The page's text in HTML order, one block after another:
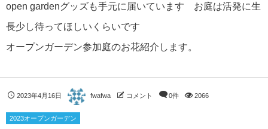
open gardenグッズも手元に届いています お庭は活発に生
長少し待ってほしいくらいです
オープンガーデン参加庭のお花紹介します。
2023年4月16日 fwafwa コメント 0件 2066
2023オープンガーデン